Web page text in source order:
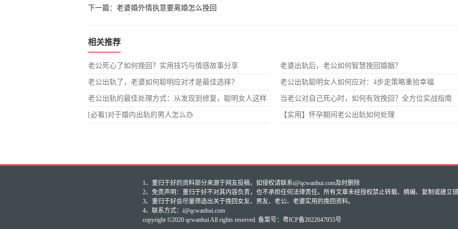
下一篇： 老婆婚外情执意要离婚怎么挽回
相关推荐
老公死心了如何挽回？实用技巧与情感故事分享 老婆出轨后，老公如何智慧挽回婚姻？
老公出轨了，老婆如何聪明应对才是最佳选择？ 老公出轨聪明女人如何应对：4步走策略重拾幸福
老公出轨的最佳处理方式：从发现到修复，聪明女人这样 当老公对自己死心时，如何有效挽回？全方位实战指南
[必看]对于婚内出轨的男人怎么办 【实用】怀孕期间老公出轨如何处理
1、重归于好的资料部分来源于网友投稿，如侵权请联系i@qcwanhui.com及时删除
2、免责声明：重归于好不对其内容负责，也不承担任何法律责任。所有文章未经授权禁止转载、摘编、复制或建立
3、重归于好会尽量筛选出关于挽回女友、男友、老公、老婆实用的挽回资料。
4、联系方式：i@qcwanhui.com
copyright ©2020 qcwanhui All rights reserved. 备案号： 粤ICP备2022047955号